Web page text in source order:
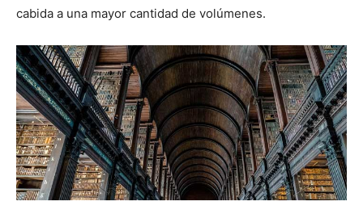
cabida a una mayor cantidad de volúmenes.